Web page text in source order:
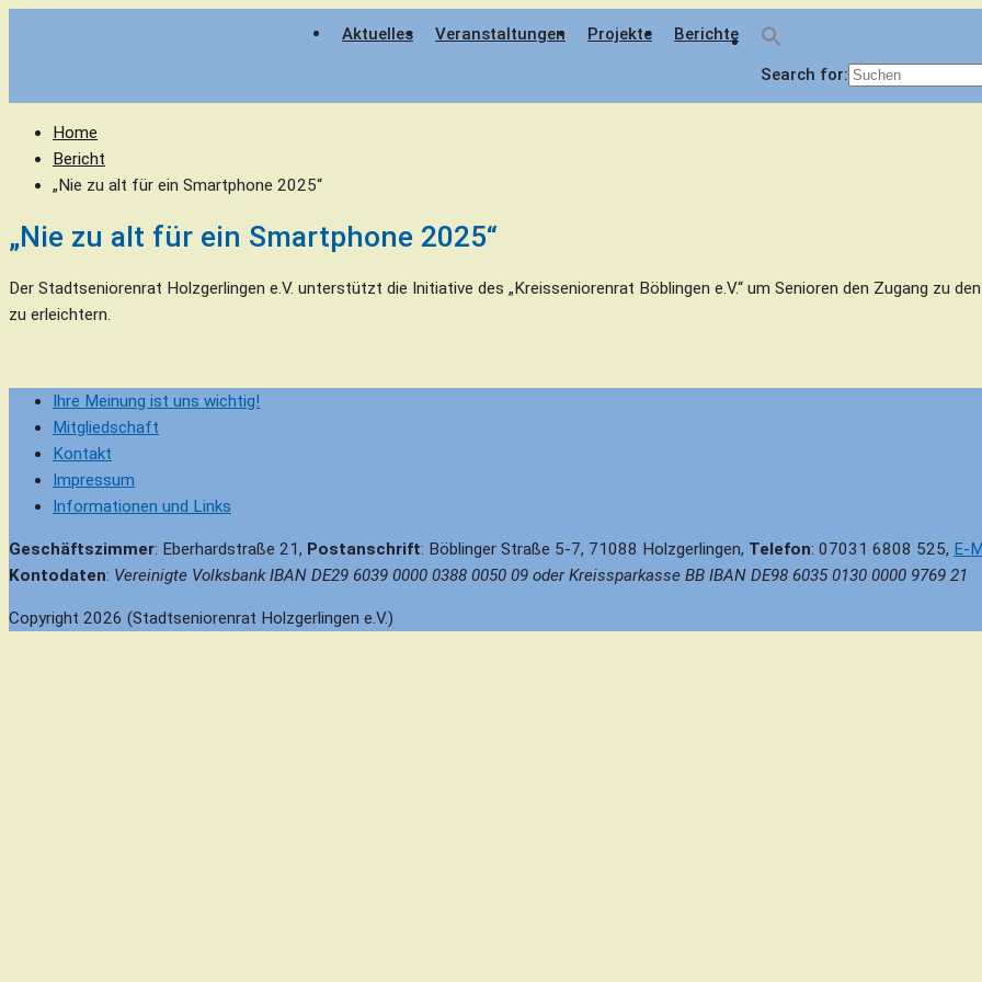
Aktuelles Veranstaltungen Projekte Berichte
Search for:
Home
Bericht
„Nie zu alt für ein Smartphone 2025“
„Nie zu alt für ein Smartphone 2025“
Der Stadtseniorenrat Holzgerlingen e.V. unterstützt die Initiative des „Kreisseniorenrat Böblingen e.V.“ um Senioren den Zugang zu
zu erleichtern.
Beitragsnavigation
Ihre Meinung ist uns wichtig!
Mitgliedschaft
Kontakt
Impressum
Informationen und Links
Geschäftszimmer: Eberhardstraße 21, Postanschrift: Böblinger Straße 5-7, 71088 Holzgerlingen, Telefon: 07031 6808 525, E-
Kontodaten: Vereinigte Volksbank IBAN DE29 6039 0000 0388 0050 09 oder Kreissparkasse BB IBAN DE98 6035 0130 0000 9769 21
Copyright 2026 (Stadtseniorenrat Holzgerlingen e.V.)